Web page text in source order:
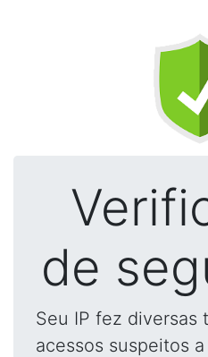
de
Seu IP fez diversas
acessos suspeitos